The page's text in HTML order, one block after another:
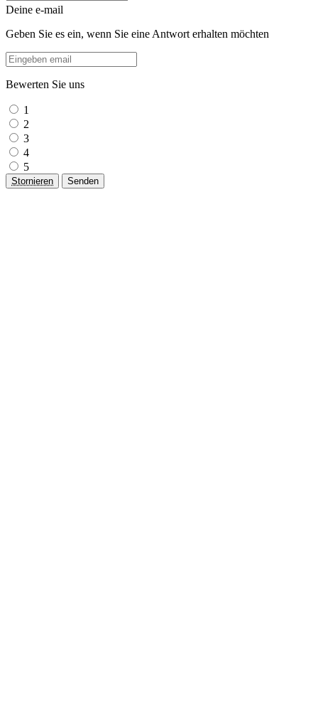
Deine e-mail
Geben Sie es ein, wenn Sie eine Antwort erhalten möchten
Bewerten Sie uns
1
2
3
4
5
Stornieren Senden